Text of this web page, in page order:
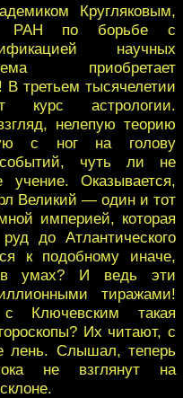
Кругляковым,
РАН по борьбе с
научных
приобретает
третьем тысячелетии
астрологии.
нелепую теорию
с ног на голову
событий, чуть ли не
учение. Оказывается,
Великий — один и тот
империей, которая
до Атлантического
к подобному иначе,
умах? И ведь эти
тиражами!
Ключевским такая
Их читают, с
лень. Слышал, теперь
не взглянут на